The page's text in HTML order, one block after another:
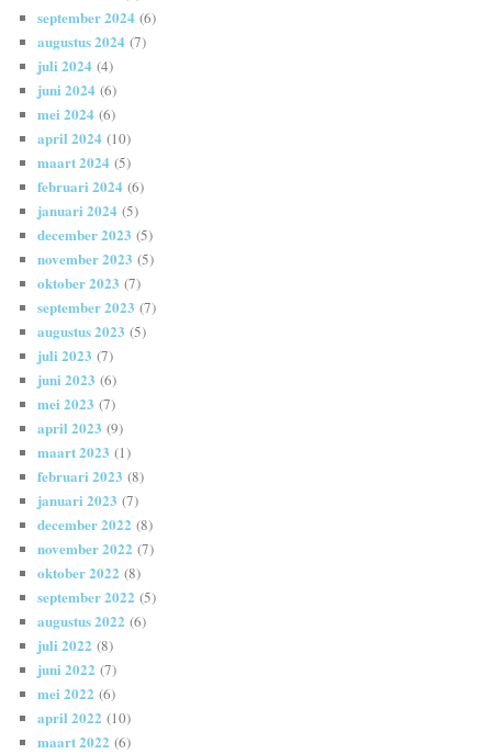
september 2024 (6)
augustus 2024 (7)
juli 2024 (4)
juni 2024 (6)
mei 2024 (6)
april 2024 (10)
maart 2024 (5)
februari 2024 (6)
januari 2024 (5)
december 2023 (5)
november 2023 (5)
oktober 2023 (7)
september 2023 (7)
augustus 2023 (5)
juli 2023 (7)
juni 2023 (6)
mei 2023 (7)
april 2023 (9)
maart 2023 (1)
februari 2023 (8)
januari 2023 (7)
december 2022 (8)
november 2022 (7)
oktober 2022 (8)
september 2022 (5)
augustus 2022 (6)
juli 2022 (8)
juni 2022 (7)
mei 2022 (6)
april 2022 (10)
maart 2022 (6)